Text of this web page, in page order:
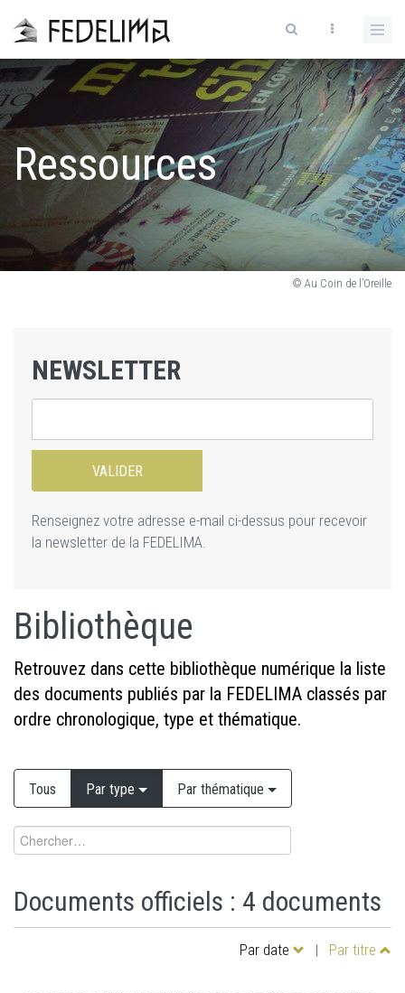
Ressources
© Au Coin de l’Oreille
NEWSLETTER
Renseignez votre adresse e-mail ci-dessus pour recevoir
la newsletter de la FEDELIMA.
Bibliothèque
Retrouvez dans cette bibliothèque numérique la liste
des documents publiés par la FEDELIMA classés par
ordre chronologique, type et thématique.
Tous Par type Par thématique
Documents officiels : 4 documents
Par date | Par titre